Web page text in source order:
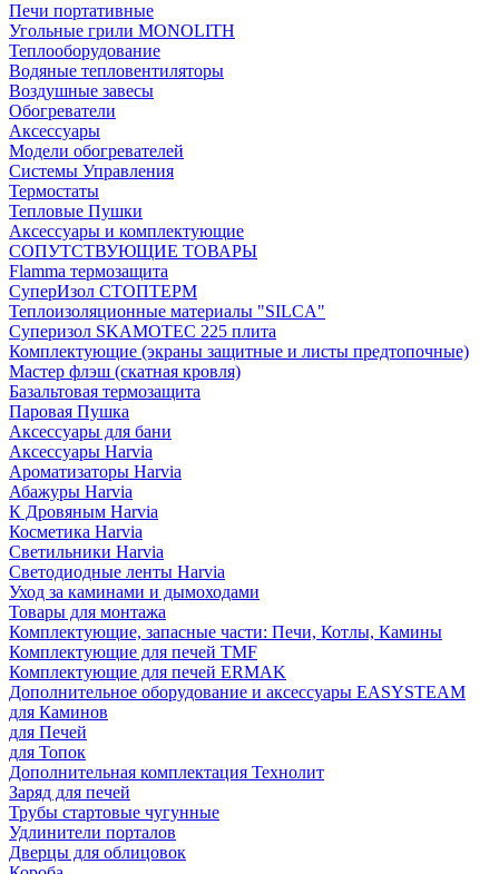
Печи портативные
Угольные грили MONOLITH
Теплооборудование
Водяные тепловентиляторы
Воздушные завесы
Обогреватели
Аксессуары
Модели обогревателей
Системы Управления
Термостаты
Тепловые Пушки
Аксессуары и комплектующие
СОПУТСТВУЮЩИЕ ТОВАРЫ
Flamma термозащита
СуперИзол СТОПТЕРМ
Теплоизоляционные материалы "SILCA"
Суперизол SKAMOTEC 225 плита
Комплектующие (экраны защитные и листы предтопочные)
Мастер флэш (скатная кровля)
Базальтовая термозащита
Паровая Пушка
Аксессуары для бани
Аксессуары Harvia
Ароматизаторы Harvia
Абажуры Harvia
К Дровяным Harvia
Косметика Harvia
Светильники Harvia
Светодиодные ленты Harvia
Уход за каминами и дымоходами
Товары для монтажа
Комплектующие, запасные части: Печи, Котлы, Камины
Комплектующие для печей TMF
Комплектующие для печей ERMAK
Дополнительное оборудование и аксессуары EASYSTEAM
для Каминов
для Печей
для Топок
Дополнительная комплектация Технолит
Заряд для печей
Трубы стартовые чугунные
Удлинители порталов
Дверцы для облицовок